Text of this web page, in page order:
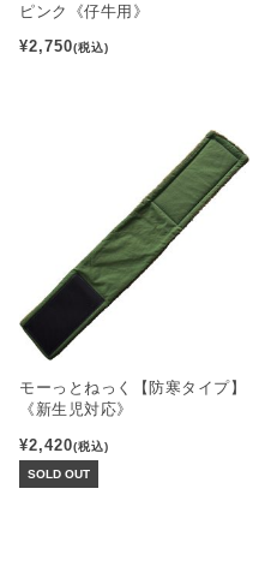
ピンク《仔牛用》
¥2,750(税込)
モーっとねっく【防寒タイプ】
《新生児対応》
¥2,420(税込)
SOLD OUT